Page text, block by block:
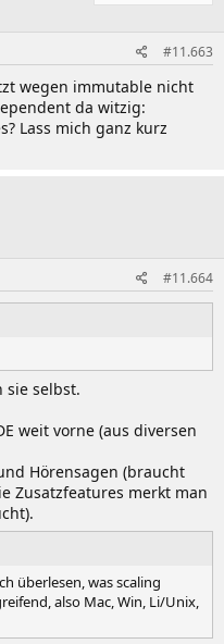
#11.663
wegen immutable nicht
da witzig:
Lass mich ganz kurz
#11.664
sie selbst.
weit vorne (aus diversen
Hörensagen (braucht
Zusatzfeatures merkt man
überlesen, was scaling
also Mac, Win, Li/Unix,